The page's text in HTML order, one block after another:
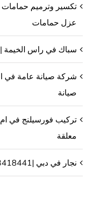
عزل حمامات
سباك في راس الخيمة |0503418441
صيانة
معلقة
نجار في دبي |0503418441| نجار رخيص في دبي